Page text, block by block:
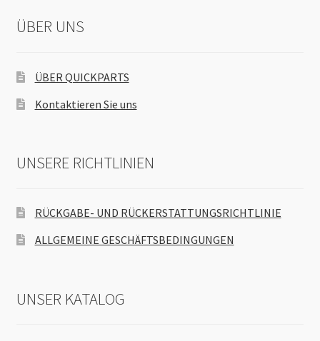
ÜBER UNS
ÜBER QUICKPARTS
Kontaktieren Sie uns
UNSERE RICHTLINIEN
RÜCKGABE- UND RÜCKERSTATTUNGSRICHTLINIE
ALLGEMEINE GESCHÄFTSBEDINGUNGEN
UNSER KATALOG